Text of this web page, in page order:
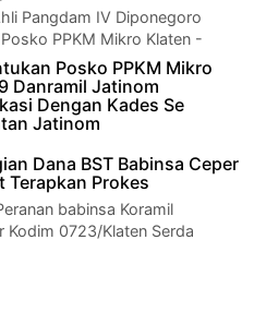
Pangdam IV Diponegoro
PPKM Mikro Klaten -
Bidang Sosial Buday…
Posko PPKM Mikro
Danramil Jatinom
Dengan Kades Se
Jatinom
satu bentuk komunikasi
dengan aparatur desa adalah
Dana BST Babinsa Ceper
Terapkan Prokes
babinsa Koramil
Kodim 0723/Klaten Serda